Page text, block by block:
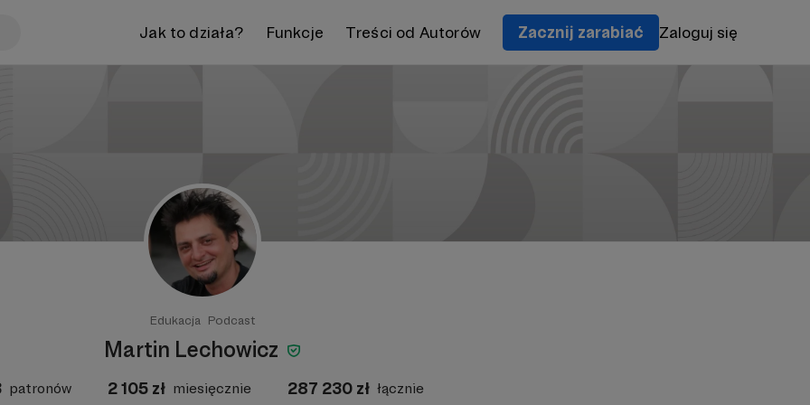
Jak to działa? Funkcje Treści od Autorów Zacznij zarabiać Zaloguj się
Edukacja Podcast
Martin Lechowicz
patronów 2 105 zł miesięcznie 287 230 zł łącznie